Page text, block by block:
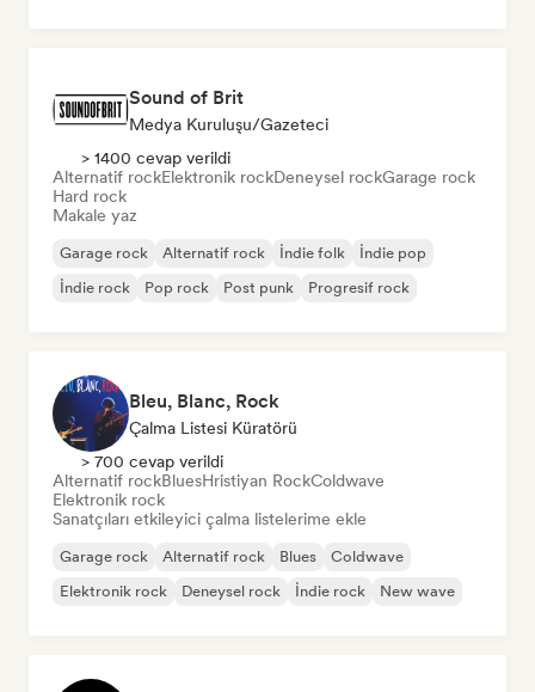
Sound of Brit
Medya Kuruluşu/Gazeteci
> 1400 cevap verildi
Alternatif rockElektronik rockDeneysel rockGarage rock
Hard rock
Makale yaz
Garage rock Alternatif rock İndie folk
İndie pop
İndie rock
Pop rock Post punk Progresif rock
Bleu, Blanc, Rock
Çalma Listesi Küratörü
> 700 cevap verildi
Alternatif rockBluesHristiyan RockColdwave
Elektronik rock
Sanatçıları etkileyici çalma listelerime ekle
Garage rock Alternatif rock Blues
Coldwave
Elektronik rock
Deneysel rock İndie rock New wave